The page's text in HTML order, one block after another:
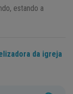
estando a
da igreja